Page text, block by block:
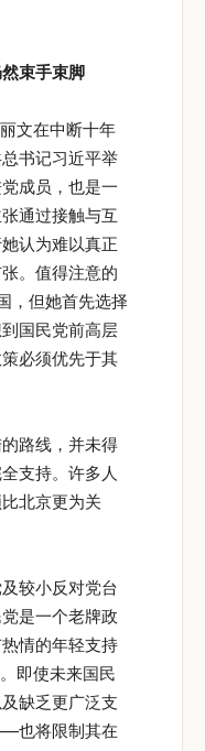
束手束脚
文在中断十年
书记习近平举
成员，也是一
通过接触与互
认为难以真正
。值得注意的
，但她首先选择
国民党前高层
必须优先于其
路线，并未得
支持。许多人
北京更为关
较小反对党台
是一个老牌政
情的年轻支持
即使未来国民
缺乏更广泛支
也将限制其在